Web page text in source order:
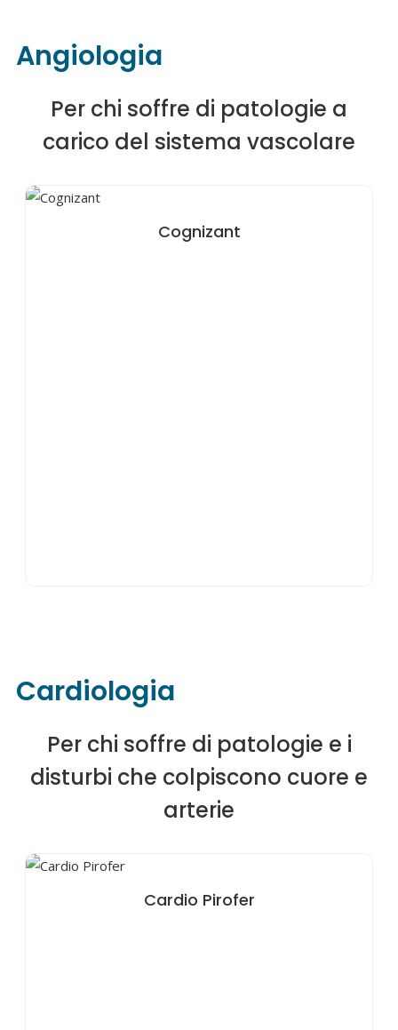
Angiologia
Per chi soffre di patologie a
carico del sistema vascolare
Cognizant
Cardiologia
Per chi soffre di patologie e i
disturbi che colpiscono cuore e
arterie
Cardio Pirofer